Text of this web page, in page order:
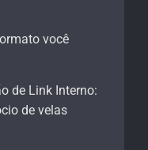
você
de Link Interno:
de velas